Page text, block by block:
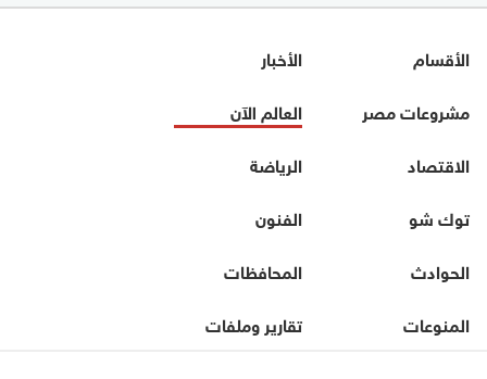
الأقسام
الأخبار
مشروعات مصر
العالم الآن
الاقتصاد
الرياضة
توك شو
الفنون
الحوادث
المحافظات
المنوعات
تقارير وملفات